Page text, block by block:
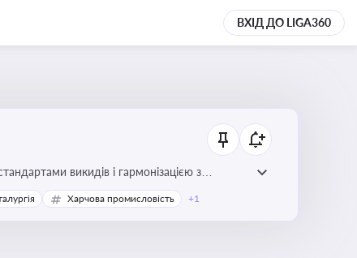
ВХІД ДО LIGA360
викидів і гармонізацією з
Харчова промисловість +1